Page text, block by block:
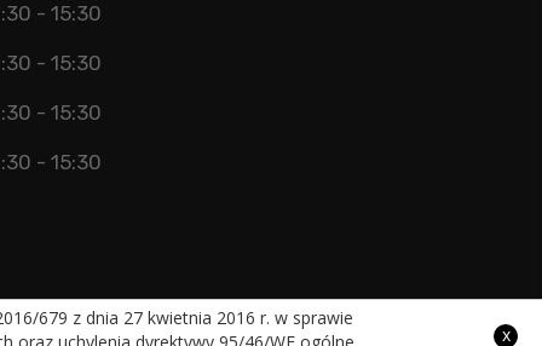
- 15:30
- 15:30
- 15:30
- 15:30
x
679 z dnia 27 kwietnia 2016 r. w sprawie